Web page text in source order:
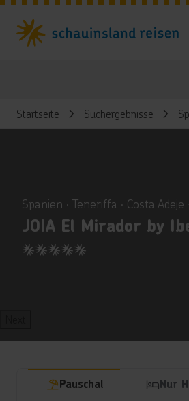
Startseite Suchergebnisse
Spanien ∙ Teneriffa ∙ Costa
JOIA El Mirador by
5
Pauschal Nur